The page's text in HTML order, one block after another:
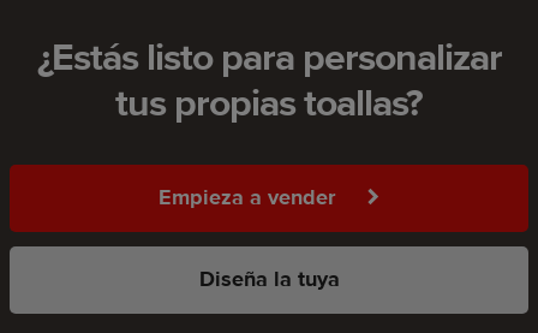
¿Estás listo para personalizar
tus propias toallas?
Empieza a vender
Diseña la tuya